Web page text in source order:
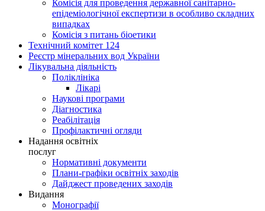
Комісія для проведення державної санітарно-
епідеміологічної експертизи в особливо складних
випадках
Комісія з питань біоетики
Технічний комітет 124
Реєстр мінеральних вод України
Лікувальна діяльність
Поліклініка
Лікарі
Наукові програми
Діагностика
Реабілітація
Профілактичні огляди
Надання освітніх
послуг
Нормативні документи
Плани-графіки освітніх заходів
Дайджест проведених заходів
Видання
Монографії